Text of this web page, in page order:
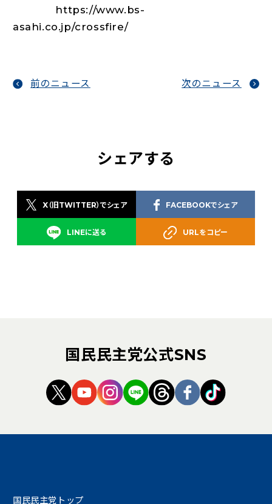
https://www.bs-
asahi.co.jp/crossfire/
前のニュース 次のニュース
シェアする
X（旧TWITTER）でシェア
LINEに送る
FACEBOOKでシェア
URLをコピー
国民民主党公式SNS
（新しいタブで開く）
（新しいタブで開く）
（新しいタブで開く）
（新しいタブで開く）
（新しいタブで開
（新しいタブ
（新しい
国民民主党トップ